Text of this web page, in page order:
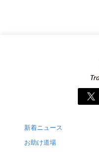
新着ニュース
お助け道場